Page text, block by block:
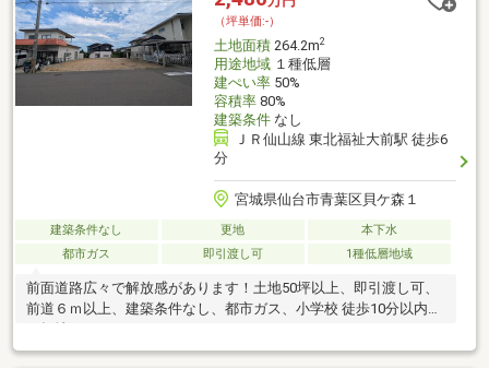
談はお気軽にお問い合わせください。
（坪単価:-）
土地面積264.2m2
用途地域１種低層
建ぺい率50%
容積率80%
建築条件なし
ＪＲ仙山線 東北福祉大前駅 徒歩6
分
宮城県仙台市青葉区貝ケ森１
建築条件なし 更地
本下水
都市ガス
即引渡し可 1種低層地域
前面道路広々で解放感があります！土地50坪以上、即引渡し可、
前道６ｍ以上、建築条件なし、都市ガス、小学校 徒歩10分以内、